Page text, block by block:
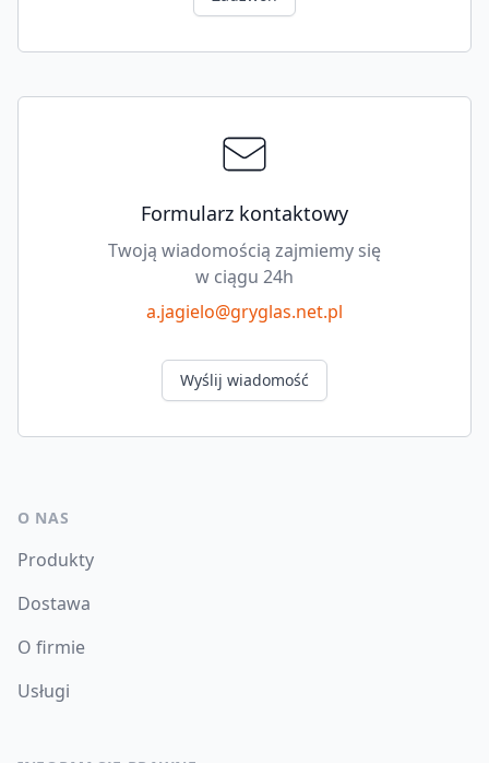
Formularz kontaktowy
Twoją wiadomością zajmiemy się
w ciągu 24h
a.jagielo@gryglas.net.pl
Wyślij wiadomość
O NAS
Produkty
Dostawa
O firmie
Usługi